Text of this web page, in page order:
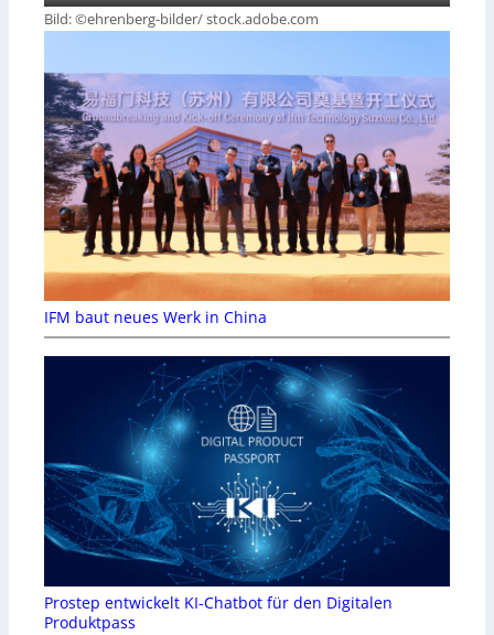
Bild: ©ehrenberg-bilder/ stock.adobe.com
IFM baut neues Werk in China
Prostep entwickelt KI-Chatbot für den Digitalen
Produktpass